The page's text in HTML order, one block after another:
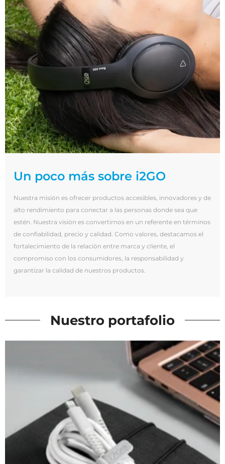
Un poco más sobre i2GO
Nuestra misión es ofrecer productos accesibles, innovadores y de
alto rendimiento para conectar a las personas donde sea que
estén. Nuestra visión es convertirnos en un referente en términos
de confiabilidad, precio y calidad. Como valores, destacamos el
fortalecimiento de la relación entre marca y cliente, el
compromiso con los consumidores, la responsabilidad y
garantizar la calidad de nuestros productos.
Nuestro portafolio